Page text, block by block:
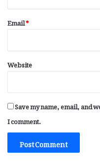
Email*
Website
Save my name, email, and
I comment.